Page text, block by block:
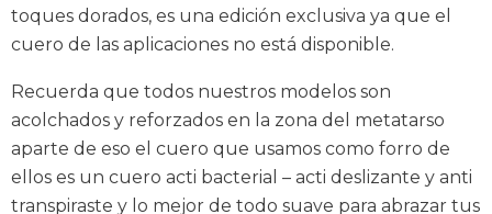
toques dorados, es una edición exclusiva ya que el
cuero de las aplicaciones no está disponible.
Recuerda que todos nuestros modelos son
acolchados y reforzados en la zona del metatarso
aparte de eso el cuero que usamos como forro de
ellos es un cuero acti bacterial – acti deslizante y anti
transpiraste y lo mejor de todo suave para abrazar tus